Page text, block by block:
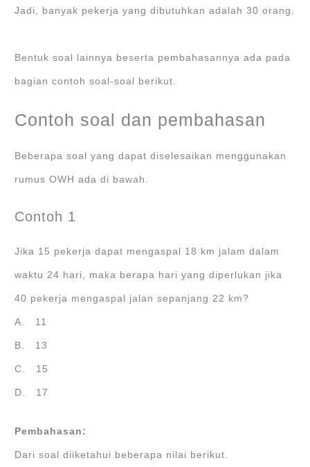
Jadi, banyak pekerja yang dibutuhkan adalah 30 orang.
Bentuk soal lainnya beserta pembahasannya ada pada
bagian contoh soal-soal berikut.
Contoh soal dan pembahasan
Beberapa soal yang dapat diselesaikan menggunakan
rumus OWH ada di bawah.
Contoh 1
Jika 15 pekerja dapat mengaspal 18 km jalam dalam
waktu 24 hari, maka berapa hari yang diperlukan jika
40 pekerja mengaspal jalan sepanjang 22 km?
A. 11
B. 13
C. 15
D. 17
Pembahasan:
Dari soal diiketahui beberapa nilai berikut.